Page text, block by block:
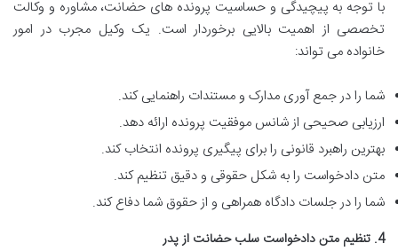
با توجه به پیچیدگی و حساسیت پرونده های حضانت، مشاوره و وکالت
تخصصی از اهمیت بالایی برخوردار است. یک وکیل مجرب در امور
خانواده می تواند:
شما را در جمع آوری مدارک و مستندات راهنمایی کند.
ارزیابی صحیحی از شانس موفقیت پرونده ارائه دهد.
بهترین راهبرد قانونی را برای پیگیری پرونده انتخاب کند.
متن دادخواست را به شکل حقوقی و دقیق تنظیم کند.
شما را در جلسات دادگاه همراهی و از حقوق شما دفاع کند.
4. تنظیم متن دادخواست سلب حضانت از پدر